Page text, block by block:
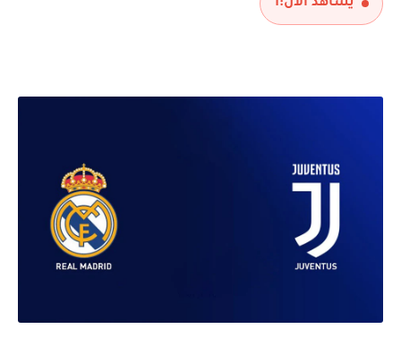
يشاهد الآن:1